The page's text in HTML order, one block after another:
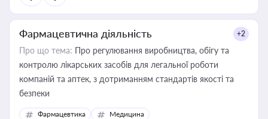
Фармацевтична діяльність +2
Про що тема: Про регулювання виробництва, обігу та
контролю лікарських засобів для легальної роботи
компаній та аптек, з дотриманням стандартів якості та
безпеки
Фармацевтика Медицина